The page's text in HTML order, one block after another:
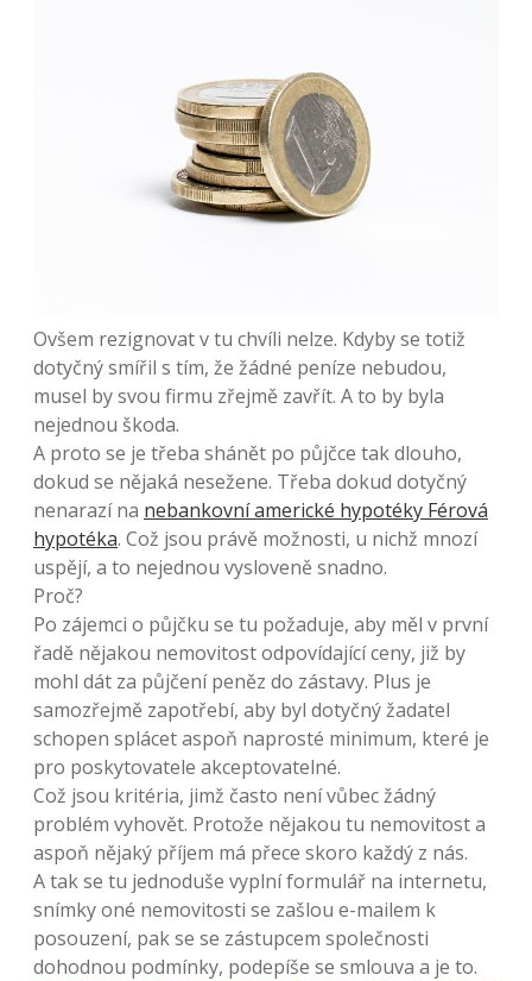
Ovšem rezignovat v tu chvíli nelze. Kdyby se totiž
dotyčný smířil s tím, že žádné peníze nebudou,
musel by svou firmu zřejmě zavřít. A to by byla
nejednou škoda.
A proto se je třeba shánět po půjčce tak dlouho,
dokud se nějaká nesežene. Třeba dokud dotyčný
nenarazí na nebankovní americké hypotéky Férová
hypotéka. Což jsou právě možnosti, u nichž mnozí
uspějí, a to nejednou vysloveně snadno.
Proč?
Po zájemci o půjčku se tu požaduje, aby měl v první
řadě nějakou nemovitost odpovídající ceny, již by
mohl dát za půjčení peněz do zástavy. Plus je
samozřejmě zapotřebí, aby byl dotyčný žadatel
schopen splácet aspoň naprosté minimum, které je
pro poskytovatele akceptovatelné.
Což jsou kritéria, jimž často není vůbec žádný
problém vyhovět. Protože nějakou tu nemovitost a
aspoň nějaký příjem má přece skoro každý z nás.
A tak se tu jednoduše vyplní formulář na internetu,
snímky oné nemovitosti se zašlou e-mailem k
posouzení, pak se se zástupcem společnosti
dohodnou podmínky, podepíše se smlouva a je to.